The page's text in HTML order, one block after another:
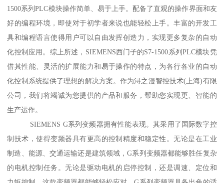
1500系列PLC模块操作简单、易于上手。配备了直观的操作界面和友
好的编程环境，即使对于初学者来说也能轻松上手。丰富的开发工
具和编程语言使得用户可以自由发挥创造力，实现更多复杂的自动
化控制应用。综上所述，SIEMENS西门子的S7-1500系列PLC模块凭
借其性能、灵活的扩展能力和易于操作的特点，为各行各业的自动
化控制系统提供了理想的解决方案。作为浔之漫智控技术(上海)有限
公司，我们将竭诚为您提供的产品和服务，帮助您实现更、智能的
生产运作。
SIEMENS G系列变频器拥有性能表现。其采用了国际数字控
制技术，使得变频器具有更高的控制精度和稳定性。无论是在工业
制造、能源、交通运输还是建筑领域，G系列变频器都能够胜任复杂
的电机控制任务。无论是驱动电机的启停控制，还是调速、定位和